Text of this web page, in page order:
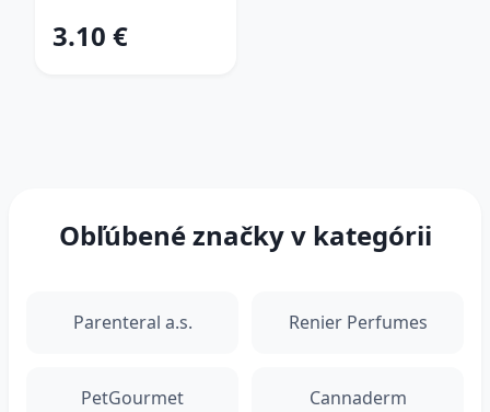
3.10 €
Obľúbené značky v kategórii
Parenteral a.s. Renier Perfumes
PetGourmet Cannaderm